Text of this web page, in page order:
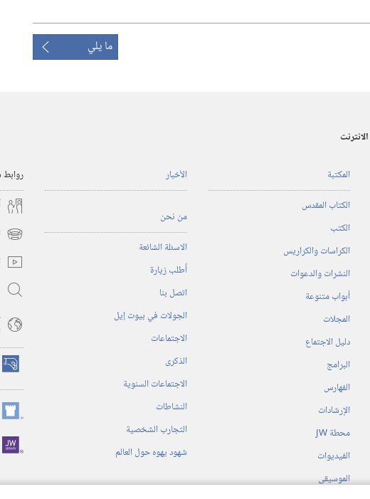
ما يلي
المكتبة
الكتاب المقدس
الكتب
الكراسات والكراريس
النشرات والدعوات
أبواب متنوعة
المجلات
دليل الاجتماع
البرامج
الفهارس
الإرشادات
محطة‏ ‏JW
الفيديوات
الموسيقى
الأخبار
من نحن
الاسئلة الشائعة
أُطلب زيارة
اتصل بنا
الجولات في بيوت إيل
الاجتماعات
الذكرى
الاجتماعات السنوية
النشاطات
التجارب الشخصية
شهود يهوه حول العالم
روابط
(يفتح
نافذة
جديدة)
(يفتح
نافذة
جديدة)
(يفتح
نافذة
جديدة)